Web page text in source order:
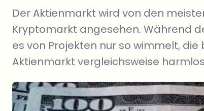
Der Aktienmarkt wird von den
Kryptomarkt angesehen. Während
es von Projekten nur so wimmelt,
Aktienmarkt vergleichsweise